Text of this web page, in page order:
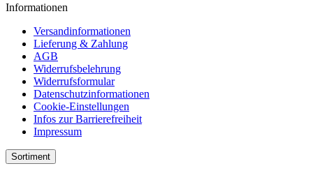
Informationen
Versandinformationen
Lieferung & Zahlung
AGB
Widerrufsbelehrung
Widerrufsformular
Datenschutzinformationen
Cookie-Einstellungen
Infos zur Barrierefreiheit
Impressum
Sortiment